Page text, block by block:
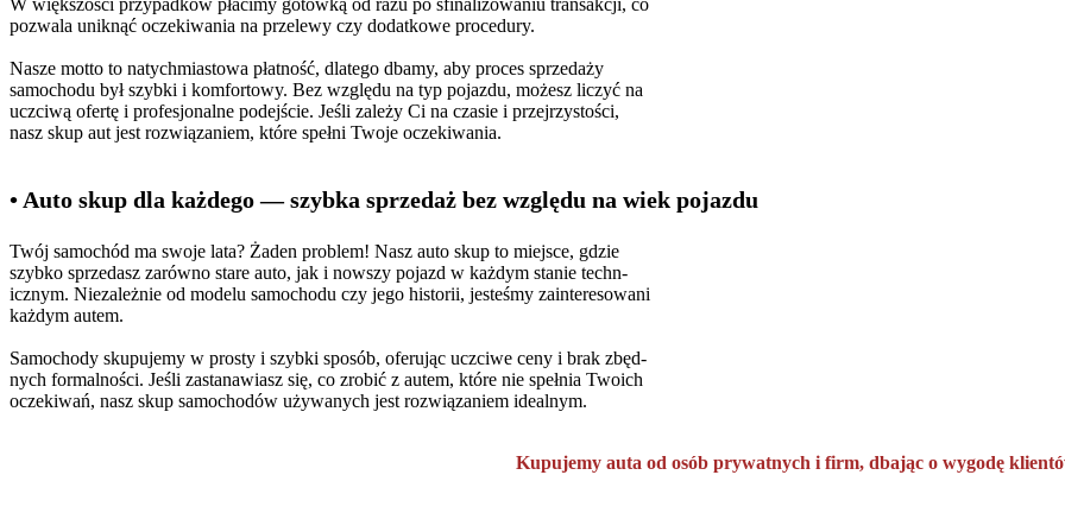
pozwala uniknąć oczekiwania na przelewy czy dodatkowe procedury.
Nasze motto to natychmiastowa płatność, dlatego dbamy, aby proces sprzedaży
samochodu był szybki i komfortowy. Bez względu na typ pojazdu, możesz liczyć na
uczciwą ofertę i profesjonalne podejście. Jeśli zależy Ci na czasie i przejrzystości,
nasz skup aut jest rozwiązaniem, które spełni Twoje oczekiwania.
• Auto skup dla każdego — szybka sprzedaż bez względu na wiek pojazdu
Twój samochód ma swoje lata? Żaden problem! Nasz auto skup to miejsce, gdzie
szybko sprzedasz zarówno stare auto, jak i nowszy pojazd w każdym stanie techn-
icznym. Niezależnie od modelu samochodu czy jego historii, jesteśmy zainteresowani
każdym autem.
Samochody skupujemy w prosty i szybki sposób, oferując uczciwe ceny i brak zbęd-
nych formalności. Jeśli zastanawiasz się, co zrobić z autem, które nie spełnia Twoich
oczekiwań, nasz skup samochodów używanych jest rozwiązaniem idealnym.
Kupujemy auta od osób prywatnych i firm, dbając o wygodę